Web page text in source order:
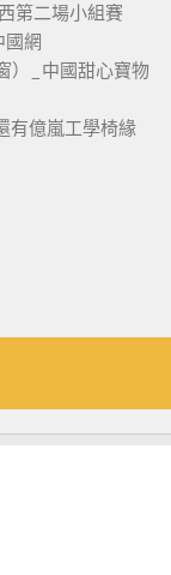
第二場小組賽
網
）_中國甜心寶物
有億嵐工學椅緣